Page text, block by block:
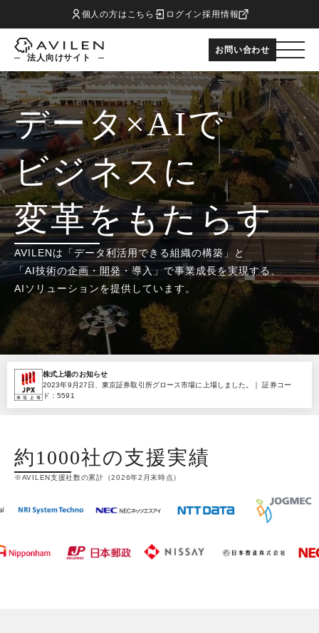
個人の方はこちら ログイン採用情報
法人向けサイト
お問い合わせ
データ×AIで
ビジネスに
変革をもたらす
AVILENは「データ利活用できる組織の構築」と
「AI技術の企画・開発・導入」で事業成長を実現する、
AIソリューションを提供しています。
株式上場のお知らせ
2023年9月27日、東京証券取引所グロース市場に上場しました。｜ 証券コー
ド：5591
約1000社の支援実績
※AVILEN支援社数の累計（2026年2月末時点）